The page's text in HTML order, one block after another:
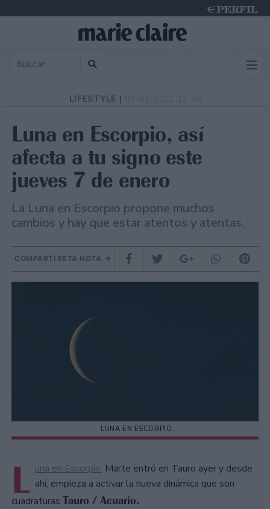
LIFESTYLE |
Luna en Escorpio, así
afecta a tu signo este
jueves 7 de enero
La Luna en Escorpio propone muchos
cambios y hay que estar atentos y atentas.
COMPARTÍ ESTA NOTA
LUNA EN ESCORPIO.
L una en Escorpio. Marte entró en Tauro ayer y desde
ahí, empieza a activar la nueva dinámica que son
cuadraturas Tauro / Acuario.